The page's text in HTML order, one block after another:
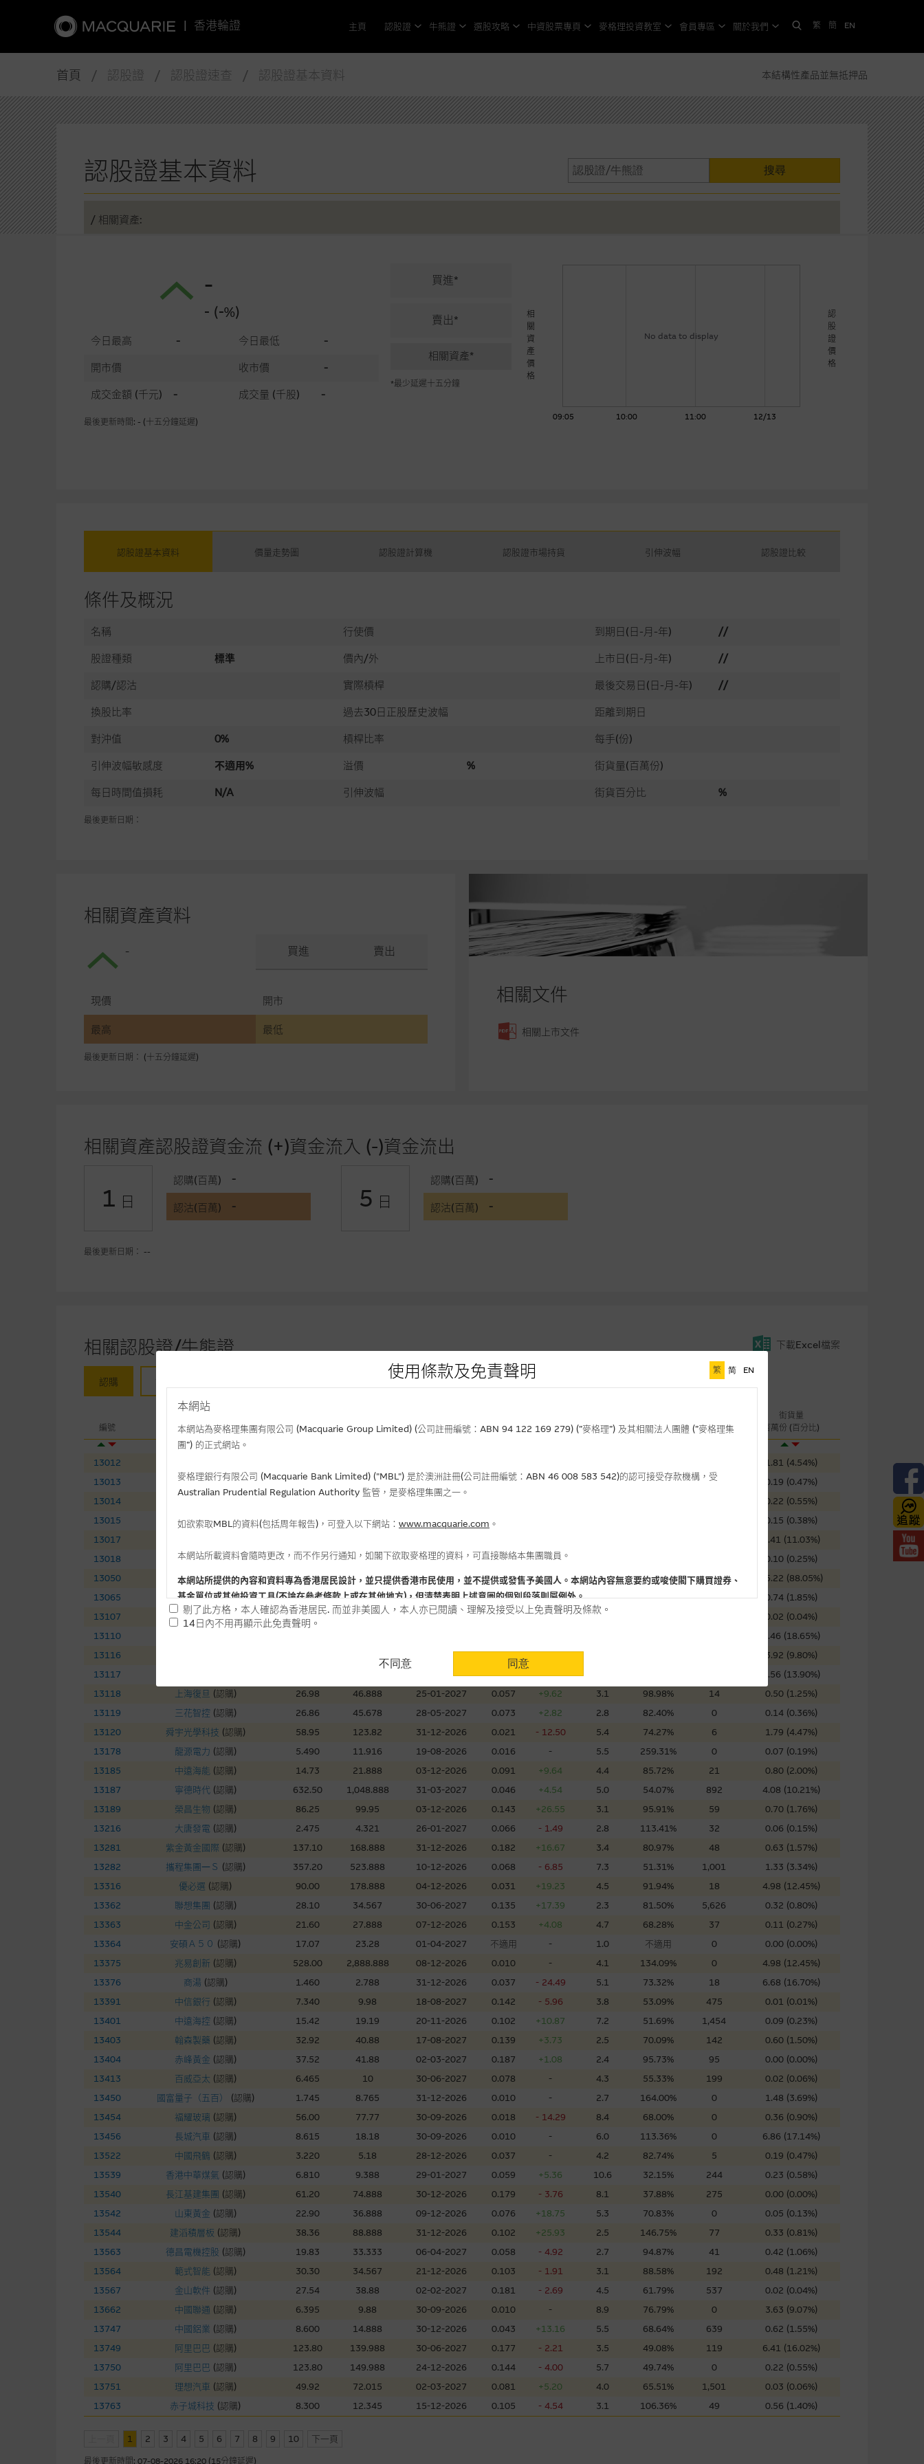
| 香港輪證 主頁 認股證 牛熊證 選股攻略 中資股票專頁 麥格理投資教室 會員專區 關於我們 繁 簡 EN
首頁 / 認股證 / 認股證速查 / 認股證基本資料 本結構性產品並無抵押品
認股證基本資料 搜尋
/ 相關資產:
-
- (-%)
今日最高 - 今日最低
-
開市價
收市價
-
成交金額 (千元) - 成交量 (千股) -
最後更新時間: - (十五分鐘延遲)
買進*
賣出*
相關資產*
*最少延遲十五分鐘
No data to display
09:05 10:00 11:00 12/13
認
股
證
價
格
相
關
資
產
價
格
認股證基本資料 價量走勢圖 認股證計算機 認股證市場持貨 引伸波幅 認股證比較
條件及概況
名稱
股證種類
標準
認購/認沽
換股比率
對沖值
0%
引伸波幅敏感度
不適用%
每日時間值損耗
N/A
行使價
價內/外
實際槓桿
過去30日正股歷史波幅
槓桿比率
溢價
%
引伸波幅
到期日(日-月-年)
//
上市日(日-月-年)
//
最後交易日(日-月-年)
//
距離到期日
每手(份)
街貨量(百萬份)
街貨百分比
%
最後更新日期：
相關資產資料
- 買進 賣出
現價 開市
最高 最低
最後更新日期： (十五分鐘延遲)
相關文件
相關上市文件
相關資產認股證資金流 (+)資金流入 (-)資金流出
1 日
認購(百萬) -
認沽(百萬) - 5 日
認購(百萬) -
認沽(百萬) -
最後更新日期： --
相關認股證/牛熊證 下載Excel檔案
認購
編號 相關資產
現價
行使價
(日/月/年)
價格 升/跌(%)
(倍)
引伸波幅
(千元)
街貨量
百萬份 (百分比)
13012
1.81 (4.54%)
13013
石藥集團(認購) 8.690 8.888 31-12-2026 0.248 +6.44 3.9 62.52% 2,702
0.19 (0.47%)
13014
45.678
0.22 (0.55%)
13015
萬國數據－ＳＷ(認購) 32.32 38.388 31-12-2026 0.112
0.15 (0.38%)
13017
4.41 (11.03%)
13018
三一國際(認購) 7.660 10.888 01-12-2026 0.085 +2.41
0.10 (0.25%)
13050
中國銀河(認購) 7.720 8.38 18-08-2026 0.010 - 17.6 58.79% 0
35.22 (88.05%)
13065
友邦保險(認購) 74.15 106.299 03-05-2027 0.052 +10.64 5.9 40.64% 159
0.74 (1.85%)
13107
中國電信(認購) 4.500 7.28 28-01-2027 0.076 - 1.30 6.7
0.02 (0.04%)
13110
7.46 (18.65%)
13116
02-12-2026 0.214 - 1.83
3.92 (9.80%)
13117
02-12-2026 0.017 +6.25
5.56 (13.90%)
13118
上海復旦 (認購) 26.98 46.888 25-01-2027 0.057 +9.62 3.1 98.98% 14
0.50 (1.25%)
13119
三花智控 (認購) 26.86 45.678 28-05-2027 0.073 +2.82 2.8 82.40% 0
0.14 (0.36%)
13120
舜宇光學科技 (認購) 58.95 123.82 31-12-2026 0.021 - 12.50 5.4 74.27% 6
1.79 (4.47%)
13178
龍源電力 (認購) 5.490 11.916 19-08-2026 0.016 - 5.5 259.31% 0
0.07 (0.19%)
13185
中遠海能(認購) 14.73 21.888 03-12-2026 0.091 +9.64 4.4 85.72% 21
0.80 (2.00%)
13187
寧德時代(認購) 632.50 1,048.888 31-03-2027 0.046 +4.54 5.0 54.07% 892
4.08 (10.21%)
13189
榮昌生物 (認購) 86.25 99.95 03-12-2026 0.143 +26.55 3.1 95.91% 59
0.70 (1.76%)
13216
大唐發電 (認購) 2.475 4.321 26-01-2027 0.066 - 1.49 2.8 113.41% 32
0.06 (0.15%)
13281
紫金黃金國際 (認購) 137.10 168.888 31-12-2026 0.182 +16.67 3.4 80.97% 48
0.63 (1.57%)
13282
攜程集團—Ｓ (認購) 357.20 523.888 10-12-2026 0.068 - 6.85 7.3 51.31% 1,001
1.33 (3.34%)
13316
優必選 (認購) 90.00 178.888 04-12-2026 0.031 +19.23 4.5 91.94% 18
4.98 (12.45%)
13362
聯想集團 (認購) 28.10 34.567 30-06-2027 0.135 +17.39 2.3 81.50% 5,626
0.32 (0.80%)
13363
中金公司 (認購) 21.60 27.888 07-12-2026 0.153 +4.08 4.7 68.28% 37
0.11 (0.27%)
13364
安碩Ａ５０ (認購) 17.07 23.28 01-04-2027 不適用 - 1.0 不適用 0
0.00 (0.00%)
13375
兆易創新 (認購) 528.00 2,888.888 08-12-2026 0.010 - 4.1 134.09% 0
4.98 (12.45%)
13376
商湯 (認購) 1.460 2.788 31-12-2026 0.037 - 24.49 5.1 73.32% 18
6.68 (16.70%)
13391
中信銀行 (認購) 7.340 9.98 18-08-2027 0.142 - 5.96 3.8 53.09% 475
0.01 (0.01%)
13401
中遠海控 (認購) 15.42 19.19 20-11-2026 0.102 +10.87 7.2 51.69% 1,454
0.09 (0.23%)
13403
翰森製藥 (認購) 32.92 40.88 17-08-2027 0.139 +3.73 2.5 70.09% 142
0.60 (1.50%)
13404
赤峰黃金 (認購) 37.52 41.88 02-03-2027 0.187 +1.08 2.4 95.73% 95
0.00 (0.00%)
13413
百威亞太 (認購) 6.465 10 30-06-2027 0.078 - 4.3 55.33% 199
0.02 (0.06%)
13450
國富量子（五百） (認購) 1.745 8.765 31-12-2026 0.010 - 2.7 164.00% 0
1.48 (3.69%)
13454
福耀玻璃 (認購) 56.00 77.77 30-09-2026 0.018 - 14.29 8.4 68.00% 0
0.36 (0.90%)
13456
長城汽車 (認購) 8.615 18.18 30-09-2026 0.010 - 6.0 113.36% 0
6.86 (17.14%)
13522
中國飛鶴 (認購) 3.220 5.18 28-12-2026 0.037 - 4.2 82.74% 5
0.19 (0.47%)
13539
香港中華煤氣 (認購) 6.810 9.388 29-01-2027 0.059 +5.36 10.6 32.15% 244
0.23 (0.58%)
13540
長江基建集團 (認購) 61.20 74.888 30-12-2026 0.179 - 3.76 8.1 37.88% 275
0.00 (0.00%)
13542
山東黃金 (認購) 22.90 36.888 09-12-2026 0.076 +18.75 5.3 70.83% 0
0.05 (0.13%)
13544
建滔積層板 (認購) 38.36 88.888 31-12-2026 0.102 +25.93 2.5 146.75% 77
0.33 (0.81%)
13563
德昌電機控股 (認購) 19.83 33.333 06-04-2027 0.058 - 4.92 2.7 94.87% 41
0.42 (1.06%)
13564
範式智能(認購) 30.30 34.567 21-12-2026 0.103 - 1.91 3.1 88.58% 192
0.48 (1.21%)
13567
金山軟件 (認購) 27.54 38.88 02-02-2027 0.181 - 2.69 4.5 61.79% 537
0.02 (0.04%)
13662
中國聯通 (認購) 6.395 9.88 30-09-2026 0.010 - 8.9 76.79% 0
3.63 (9.07%)
13747
中國鋁業 (認購) 8.600 14.888 30-12-2026 0.043 +13.16 5.5 68.64% 639
0.62 (1.55%)
13749
阿里巴巴 (認購) 123.80 139.988 30-06-2027 0.177 - 2.21 3.5 49.08% 119
6.41 (16.02%)
13750
阿里巴巴 (認購) 123.80 149.988 24-12-2026 0.144 - 4.00 5.7 49.74% 0
0.22 (0.55%)
13751
理想汽車 (認購) 49.92 72.015 02-03-2027 0.081 +5.20 4.0 65.51% 1,501
0.03 (0.06%)
13763
赤子城科技 (認購) 8.300 12.345 15-12-2026 0.105 - 4.54 3.1 106.36% 49 0.56 (1.40%)
1 2 3 4 5 6 7 8 9 10 下一頁
最後更新時間: 07-08-2026 16:20 (15分鐘延遲)
使用條款及免責聲明 繁 简 EN
本網站
本網站為麥格理集團有限公司 (Macquarie Group Limited) (公司註冊編號：ABN 94 122 169 279) (”麥格理”) 及其相關法人團體 (”麥格理集
團”) 的正式網站。
麥格理銀行有限公司 (Macquarie Bank Limited) ("MBL") 是於澳洲註冊(公司註冊編號：ABN 46 008 583 542)的認可接受存款機構，受
Australian Prudential Regulation Authority 監管，是麥格理集團之一。
如欲索取MBL的資料(包括周年報告)，可登入以下網站： www.macquarie.com 。
本網站所載資料會隨時更改，而不作另行通知，如閣下欲取麥格理的資料，可直接聯絡本集團職員。
本網站所提供的內容和資料專為香港居民設計，並只提供香港市民使用，並不提供或發售予美國人。本網站內容無意要約或唆使閣下購買證券、
基金單位或其他投資工具(不論在參考條款上或在其他地方)，但清楚表明上述意圖的個別段落則屬例外。
網站內容來自我們在所示日期時認為可靠之來源，且均以真誠提供。惟麥格理集團並無核實所有網站內容，故就閣下的目的而言，網站內容可能
未必完整或準確。麥格理集團不會，亦沒有義務更新網站內容，或修正任何其後變為明顯失實之地方。網站內容所載的意見、預測及其他資料可
予更改或刪除，而毋須作出通知。
任何指示價格報價、公開資料或分析是基於我們相信的假設及參數而預備的，不構成我們提出的意見。所用假設及參數並非唯一可以合理選擇到
績並不保證將來表現。網站內容來自我們在所示日期時認為可靠之來源，且均以真誠提供，然而，麥格理集團不作陳述，亦不保證網站內容在任
何用途上均完整、可靠、準確、合時或適合，亦不為資料的準確程度、完整性及合時性負上責任，除非這是有關適用的的法律及/或法規所規定。
網站內容不構成要約及徵求要約，或作為任何合約的根據，以購買或銷售任何證券、貸款或其他工具。網站內容由麥格理集團所準備的資料編製
而成，但不包括麥格理集團職員所知的資料。
在法律最大許可的情況下，麥格理集團及其任何相關公司或其董事、高層職員、僱員或代理人不作陳述，亦不保證網站內容，或任何與本網站相
連結的第三者網站，在任何用途方面均可靠、完整、合時及準確，對任何因任何形式(包括疏忽)由於網站內容的錯誤、失實、遺漏、或任何人士對
網站內容的依賴而導致的損失或損毀，亦一概不會承擔責任或債務。
與結構性產品有關的風險
結構性產品並無抵押品，如發行人無力償債或違約，投資者可能無法收回部份或全部應收款項。結構性產品價格可升可跌。過往表現並不反映未
來表現。產品的第二市場可能有限而麥格理資本股份有限公司可能是唯一報價方。閣下應閱讀載于www.warrants.com.hk之上市文件以瞭解結構
性產品的詳情及自行評估箇中風險。如有需要，請徵詢獨立之專業意見。牛熊證備有強制贖回機制可能被提早終止，届時(i) N類牛熊證投資者會
網站連結
本網站或載有連接非由麥格理集團管理的網站的連結。此等連結純為方便閣下取得更多關於市場上相關產品及機構的資訊。麥格理集團對此等網
站的內容及所介紹的產品或服務，均無任何操控權，因此對此等網站的內容及所介紹服務或產品是否準確或合適，不作任何聲明。麥格理集團建
議閣下自行向本網站述及或連接的第三者查詢。此外，載有第三者網站的連結，不應視為該第三者推介本網站。
本網站雖連接第三者管理的網站，但麥格理集團並非授權網站瀏覽者複製此等網站的任何內容，因該等內容可能屬他人的知識產權。
經由本網站接觸到的軟件應用
部分可經本網站連結下載的軟件程式屬於第三者的產品。閣下使用此等屬於第三者的軟件，須自負全責。此等軟件的使用，可能受軟件持有人訂
出的使用條款約束。
在法律容許的所有範圍內，麥格理集團概不承擔經由本網站使用或下載任何軟件(不論是否屬於第三者)而引起的責任。麥格理集團並且對此等軟件
不作任何聲明，也不提供任何保證，特別是在法律容許的所有範圍內，概不負責經由本網站使用或下載任何軟件(不論是否屬於第三者)而出現電腦
病毒或任何其他後果所導致的任何損失(包括但不限於數據遺失、業務運作受干擾及盈利虧損)。
基本上市文件及補充上市文件
補充上市文件內。該等文件之英文版及中譯版見於本網站。
版權及商標
剔了此方格，本人確認為香港居民. 而並非美國人，本人亦已閱讀、理解及接受以上免責聲明及條款。
14日內不用再顯示此免責聲明。
不同意 同意